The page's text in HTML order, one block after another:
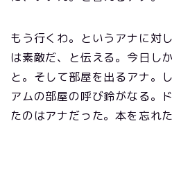
もう行くわ。というアナに対
は素敵だ、と伝える。今日し
と。そして部屋を出るアナ。
アムの部屋の呼び鈴がなる。
たのはアナだった。本を忘れ